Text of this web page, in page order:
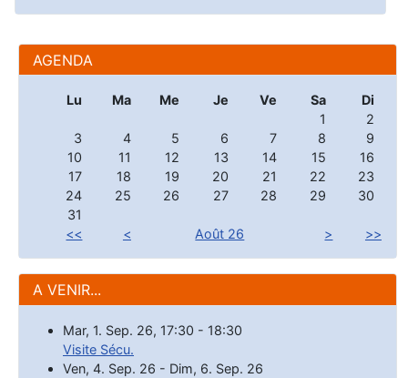
AGENDA
Lu Ma Me Je Ve Sa
Di
1
2
3
4 5 6 7 8
9
10
11 12 13 14 15
16
17
18 19 20 21 22
23
24
25 26 27 28 29
30
31
<<
< Août 26 > >>
A VENIR...
Mar, 1. Sep. 26, 17:30 - 18:30
Visite Sécu.
Ven, 4. Sep. 26 - Dim, 6. Sep. 26